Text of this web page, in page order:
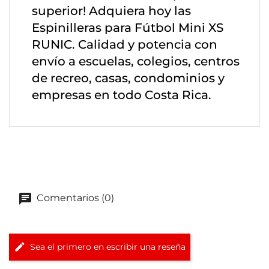
superior! Adquiera hoy las
Espinilleras para Fútbol Mini XS
RUNIC. Calidad y potencia con
envío a escuelas, colegios, centros
de recreo, casas, condominios y
empresas en todo Costa Rica.
Comentarios (0)
Sea el primero en escribir una reseña